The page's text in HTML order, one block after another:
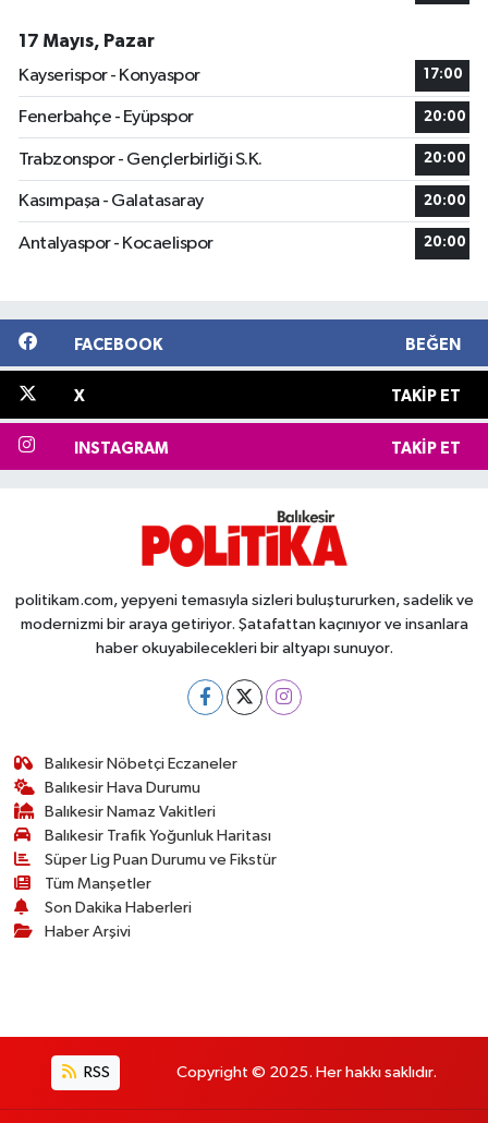
17 Mayıs, Pazar
Kayserispor - Konyaspor
17:00
Fenerbahçe - Eyüpspor 20:00
Trabzonspor - Gençlerbirliği S.K. 20:00
Kasımpaşa - Galatasaray 20:00
Antalyaspor - Kocaelispor 20:00
FACEBOOK BEĞEN
X TAKIP ET
INSTAGRAM TAKIP ET
politikam.com, yepyeni temasıyla sizleri buluştururken, sadelik ve
modernizmi bir araya getiriyor. Şatafattan kaçınıyor ve insanlara
haber okuyabilecekleri bir altyapı sunuyor.
Balıkesir Nöbetçi Eczaneler
Balıkesir Hava Durumu
Balıkesir Namaz Vakitleri
Balıkesir Trafik Yoğunluk Haritası
Süper Lig Puan Durumu ve Fikstür
Tüm Manşetler
Son Dakika Haberleri
Haber Arşivi
RSS Copyright © 2025. Her hakkı saklıdır.